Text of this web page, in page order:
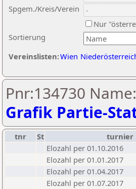
Sortierung
Spgem./Kreis/Verein
Nur
Vereinslisten:Wien
Pnr:134730
Grafik Partie-
tnr St turnier
Elozahl per 01.10.2016
Elozahl per 01.01.2017
Elozahl per 01.04.2017
Elozahl per 01.07.2017